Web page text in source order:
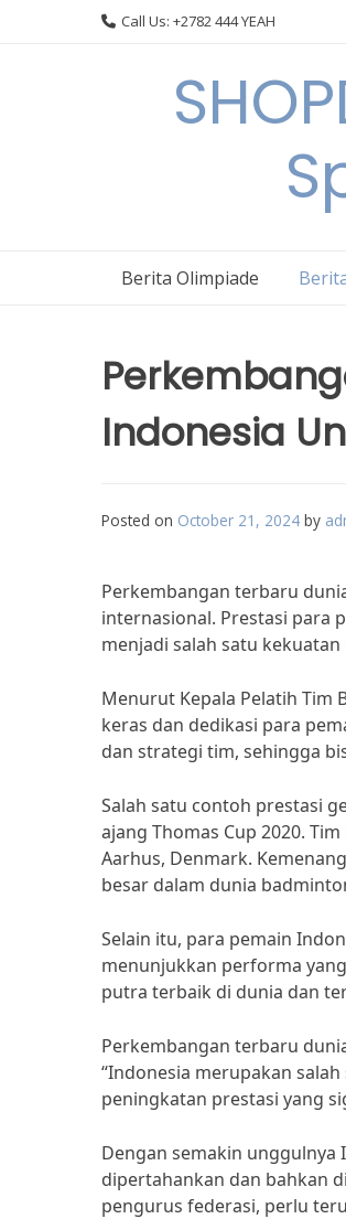
Call Us: +2782 444 YEAH
Berita Olimpiade
Indonesia
Posted on October 21, 2024 by
Perkembangan terbaru
internasional. Prestasi para
menjadi salah satu
Menurut Kepala Pelatih Tim
keras dan dedikasi para
dan strategi tim, sehingga
Salah satu contoh prestasi
ajang Thomas Cup 2020.
Aarhus, Denmark.
besar dalam dunia
Selain itu, para pemain
menunjukkan performa
putra terbaik di dunia dan
Perkembangan terbaru
“Indonesia merupakan
peningkatan prestasi yang
Dengan semakin
dipertahankan dan bahkan
pengurus federasi, perlu